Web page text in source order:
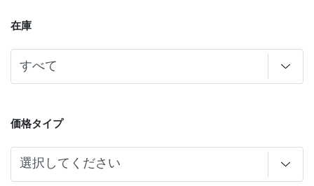
在庫
価格タイプ